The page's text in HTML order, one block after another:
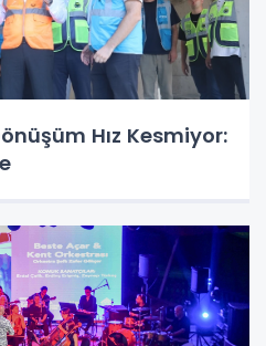
Hız Kesmiyor: